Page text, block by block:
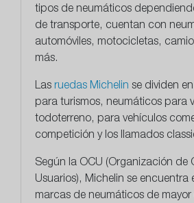
tipos de neumáticos
de transporte, cuentan con
automóviles, motocicletas,
más.
Las ruedas Michelin se dividen
para turismos, neumáticos para
todoterreno, para vehículos
competición y los llamados
Según la OCU (Organización de
Usuarios), Michelin se encuentra
marcas de neumáticos de